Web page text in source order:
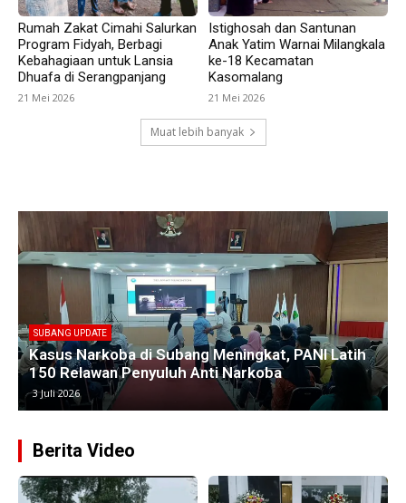
SUBANG UPDATE
Empat Kades di Blanakan Bahas Penataan Batas
Kawasan Hutan untuk Revitalisasi Tambak
Pantura
25 Juni 2026
Berita Video
Rumah Zakat Cimahi Salurkan
Program Fidyah, Berbagi
Kebahagiaan untuk Lansia
Dhuafa di Serangpanjang
21 Mei 2026
Istighosah dan Santunan
Anak Yatim Warnai Milangkala
ke-18 Kecamatan
Kasomalang
21 Mei 2026
Muat lebih banyak